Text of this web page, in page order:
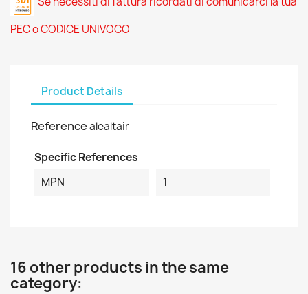
PEC o CODICE UNIVOCO
Product Details
Referencealealtair
Specific References
MPN
1
16 other products in the same
category: